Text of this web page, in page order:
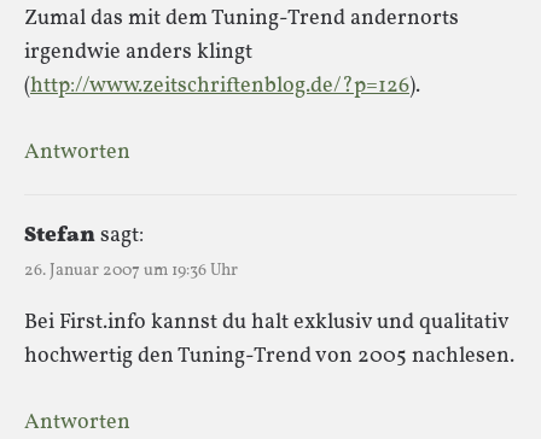
Zumal das mit dem Tuning-Trend andernorts
irgendwie anders klingt
(http://www.zeitschriftenblog.de/?p=126).
Antworten
Stefansagt:
26. Januar 2007 um 19:36 Uhr
Bei First.info kannst du halt exklusiv und qualitativ
hochwertig den Tuning-Trend von 2005 nachlesen.
Antworten